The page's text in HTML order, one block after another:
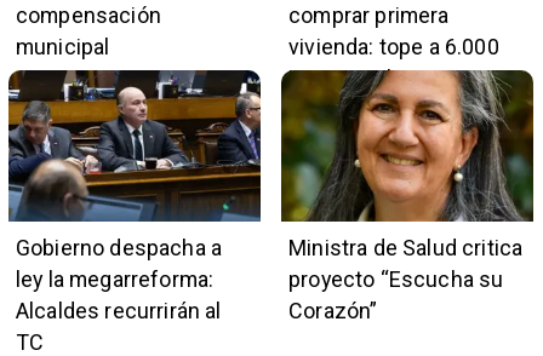
compensación
municipal
comprar primera
vivienda: tope a 6.000
UF y 30 mil cupos
Gobierno despacha a
ley la megarreforma:
Alcaldes recurrirán al
TC
Ministra de Salud critica
proyecto “Escucha su
Corazón”